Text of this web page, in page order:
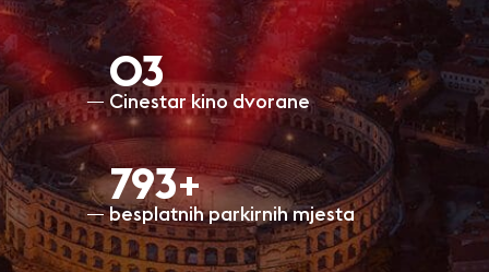
O3
Cinestar kino dvorane
798+
besplatnih parkirnih mjesta